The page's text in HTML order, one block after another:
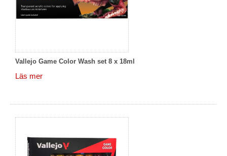
Vallejo Game Color Wash set 8 x 18ml
Läs mer